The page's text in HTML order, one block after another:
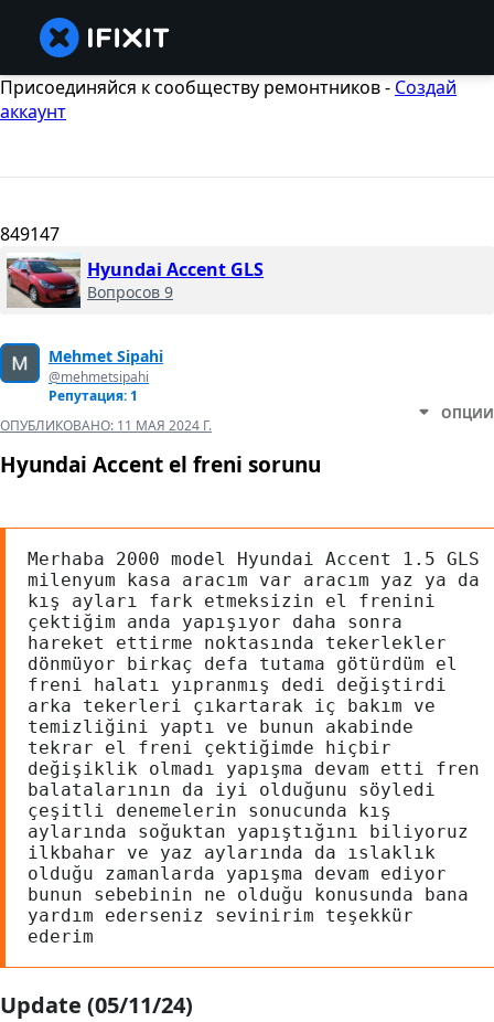
Присоединяйся к сообществу ремонтников - Создай
аккаунт
849147
Hyundai Accent GLS
Вопросов 9
Mehmet Sipahi
@mehmetsipahi
Репутация: 1
ОПУБЛИКОВАНО: 11 МАЯ 2024 Г.
ОПЦИИ
Hyundai Accent el freni sorunu
Merhaba 2000 model Hyundai Accent 1.5 GLS
milenyum kasa aracım var aracım yaz ya da
kış ayları fark etmeksizin el frenini
çektiğim anda yapışıyor daha sonra
hareket ettirme noktasında tekerlekler
dönmüyor birkaç defa tutama götürdüm el
freni halatı yıpranmış dedi değiştirdi
arka tekerleri çıkartarak iç bakım ve
temizliğini yaptı ve bunun akabinde
tekrar el freni çektiğimde hiçbir
değişiklik olmadı yapışma devam etti fren
balatalarının da iyi olduğunu söyledi
çeşitli denemelerin sonucunda kış
aylarında soğuktan yapıştığını biliyoruz
ilkbahar ve yaz aylarında da ıslaklık
olduğu zamanlarda yapışma devam ediyor
bunun sebebinin ne olduğu konusunda bana
yardım ederseniz sevinirim teşekkür
ederim
Update (05/11/24)